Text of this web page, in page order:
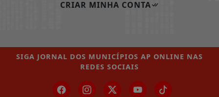
CRIAR MINHA CONTA
SIGA JORNAL DOS MUNICÍPIOS AP ONLINE NAS
REDES SOCIAIS